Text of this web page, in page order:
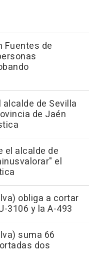
Fuentes de
de Sevilla
de Jaén
el alcalde de
el
obliga a cortar
3106 y la A-493
suma 66
dos